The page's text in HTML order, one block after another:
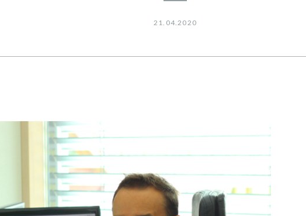
21.04.2020